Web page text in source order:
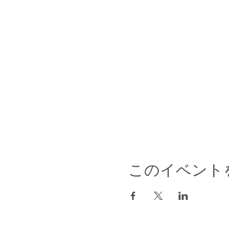
このイベン